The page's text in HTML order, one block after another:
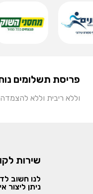
פריסת תשלומים
וללא ריבית וללא להצמדה
שירות
לנו חשוב
ניתן ליצור